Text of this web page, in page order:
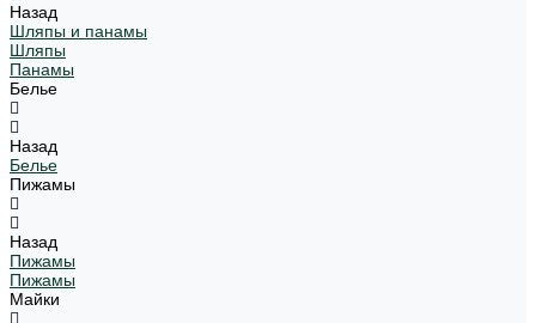
Назад
Шляпы и панамы
Шляпы
Панамы
Белье
Назад
Белье
Пижамы
Назад
Пижамы
Пижамы
Майки